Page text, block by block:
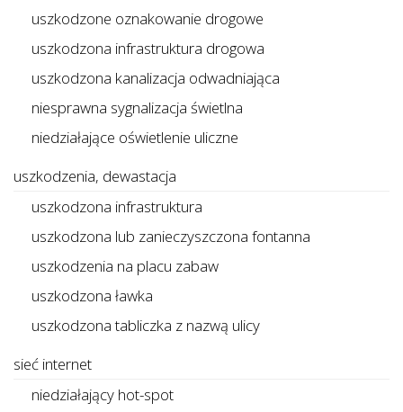
uszkodzone oznakowanie drogowe
uszkodzona infrastruktura drogowa
uszkodzona kanalizacja odwadniająca
niesprawna sygnalizacja świetlna
niedziałające oświetlenie uliczne
uszkodzenia, dewastacja
uszkodzona infrastruktura
uszkodzona lub zanieczyszczona fontanna
uszkodzenia na placu zabaw
uszkodzona ławka
uszkodzona tabliczka z nazwą ulicy
sieć internet
niedziałający hot-spot